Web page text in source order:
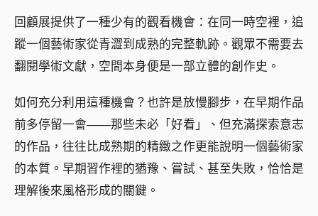
回顧展提供了一種少有的觀看機會：在同一時空裡，追
蹤一個藝術家從青澀到成熟的完整軌跡。觀眾不需要去
翻閱學術文獻，空間本身便是一部立體的創作史。
如何充分利用這種機會？也許是放慢腳步，在早期作品
前多停留一會——那些未必「好看」、但充滿探索意志
的作品，往往比成熟期的精緻之作更能說明一個藝術家
的本質。早期習作裡的猶豫、嘗試、甚至失敗，恰恰是
理解後來風格形成的關鍵。